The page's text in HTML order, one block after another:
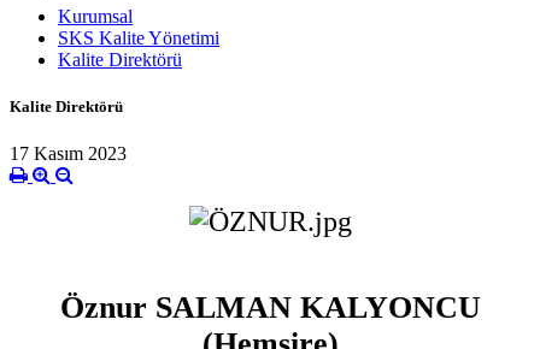
Kurumsal
SKS Kalite Yönetimi
Kalite Direktörü
Kalite Direktörü
17 Kasım 2023
Öznur SALMAN KALYONCU